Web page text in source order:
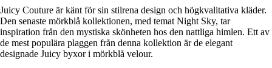
Juicy Couture är känt för sin stilrena design och högkvalitativa kläder.
Den senaste mörkblå kollektionen, med temat Night Sky, tar
inspiration från den mystiska skönheten hos den nattliga himlen. Ett av
de mest populära plaggen från denna kollektion är de elegant
designade Juicy byxor i mörkblå velour.